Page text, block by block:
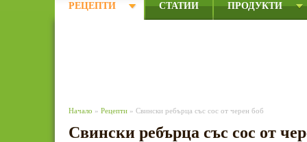
РЕЦЕПТИ СТАТИИ ПРОДУКТИ
Начало » Рецепти » Свински ребърца със сос от черен боб
Свински ребърца със сос от